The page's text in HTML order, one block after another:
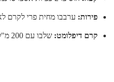
פירות: ערבבו מחית פרי לקרם
קרם דיפלומט: שלבו עם 200 מ"ל קצפת מתוקה מוקצפת.